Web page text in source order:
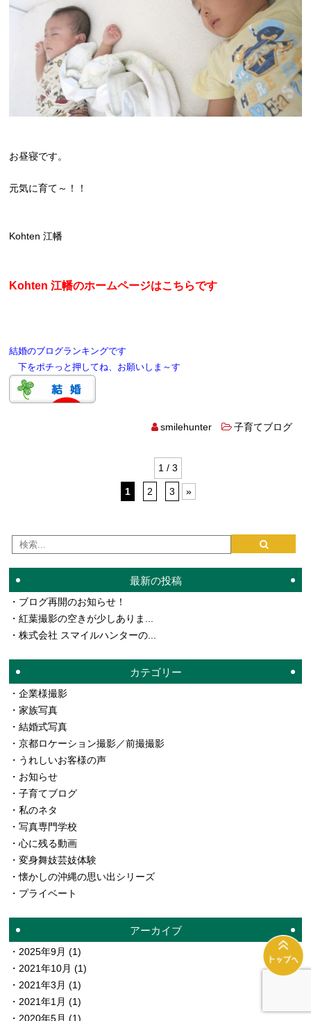
お昼寝です。
元気に育て～！！
Kohten 江幡
Kohten 江幡のホームページはこちらです
結婚のブログランキングです
下をポチっと押してね、お願いしま～す
smilehunter 子育てブログ
1 / 3
1 2 3 »
最新の投稿
ブログ再開のお知らせ！
紅葉撮影の空きが少しありま...
株式会社 スマイルハンターの...
カテゴリー
企業様撮影
家族写真
結婚式写真
京都ロケーション撮影／前撮撮影
うれしいお客様の声
お知らせ
子育てブログ
私のネタ
写真専門学校
心に残る動画
変身舞妓芸妓体験
懐かしの沖縄の思い出シリーズ
プライベート
アーカイブ
2025年9月 (1)
2021年10月 (1)
2021年3月 (1)
2021年1月 (1)
2020年5月 (1)